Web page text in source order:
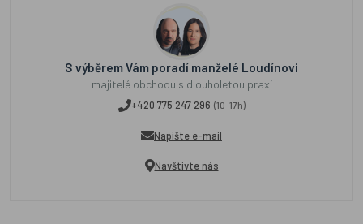
S výběrem Vám poradí manželé Loudínovi
majitelé obchodu s dlouholetou praxí
+420 775 247 296 (10-17h)
Napište e-mail
Navštivte nás